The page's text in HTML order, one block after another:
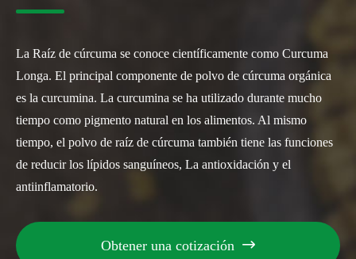
La Raíz de cúrcuma se conoce científicamente como Curcuma
Longa. El principal componente de polvo de cúrcuma orgánica
es la curcumina. La curcumina se ha utilizado durante mucho
tiempo como pigmento natural en los alimentos. Al mismo
tiempo, el polvo de raíz de cúrcuma también tiene las funciones
de reducir los lípidos sanguíneos, La antioxidación y el
antiinflamatorio.
Obtener una cotización 